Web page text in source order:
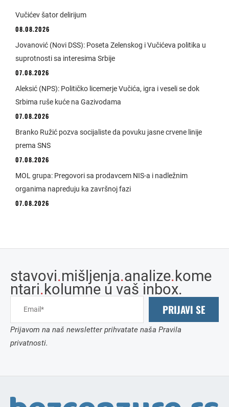
Vučićev šator delirijum
08.08.2026
Jovanović (Novi DSS): Poseta Zelenskog i Vučićeva politika u
suprotnosti sa interesima Srbije
07.08.2026
Aleksić (NPS): Političko licemerje Vučića, igra i veseli se dok
Srbima ruše kuće na Gazivodama
07.08.2026
Branko Ružić pozva socijaliste da povuku jasne crvene linije
prema SNS
07.08.2026
MOL grupa: Pregovori sa prodavcem NIS-a i nadležnim
organima napreduju ka završnoj fazi
07.08.2026
stavovi.mišljenja.analize.kome
ntari.kolumne u vaš inbox.
PRIJAVI SE
Prijavom na naš newsletter prihvatate naša Pravila
privatnosti.